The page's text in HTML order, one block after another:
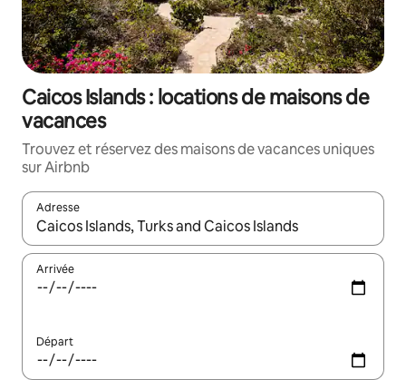
Caicos Islands : locations de maisons de
vacances
Trouvez et réservez des maisons de vacances uniques
sur Airbnb
Adresse
Lorsque les résultats s'affichent, utilisez les flèches vers le
Arrivée
Départ